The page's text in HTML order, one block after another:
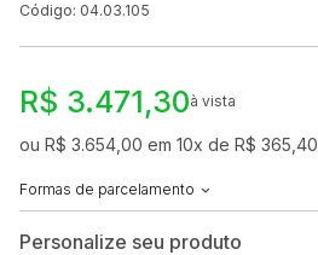
Código: 04.03.105
R$ 3.471,30à vista
ou R$ 3.654,00 em 10x de R$ 365,40
Formas de parcelamento
Personalize seu produto